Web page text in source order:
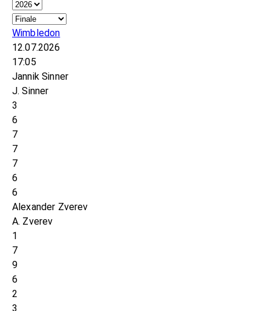
Wimbledon
12.07.2026
17:05
Jannik Sinner
J. Sinner
3
6
7
7
7
6
6
Alexander Zverev
A. Zverev
1
7
9
6
2
3